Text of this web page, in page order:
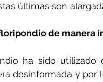
últimas son
de manera
ha sido utilizado
desinformada y por